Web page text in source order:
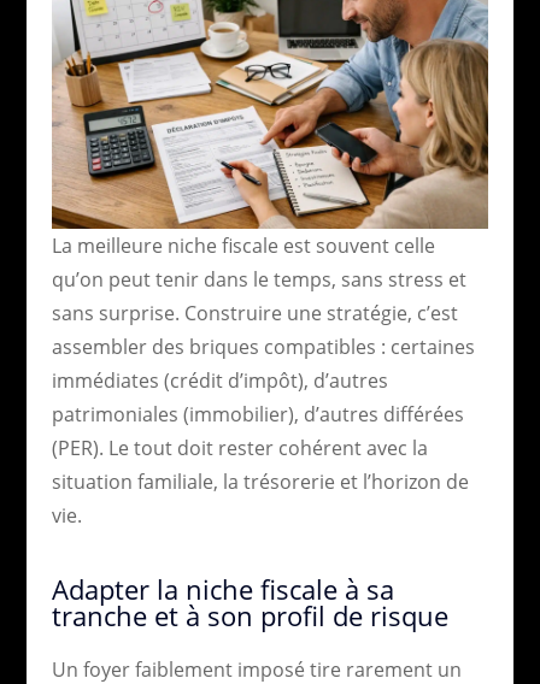
La meilleure niche fiscale est souvent celle
qu’on peut tenir dans le temps, sans stress et
sans surprise. Construire une stratégie, c’est
assembler des briques compatibles : certaines
immédiates (crédit d’impôt), d’autres
patrimoniales (immobilier), d’autres différées
(PER). Le tout doit rester cohérent avec la
situation familiale, la trésorerie et l’horizon de
vie.
Adapter la niche fiscale à sa
tranche et à son profil de risque
Un foyer faiblement imposé tire rarement un